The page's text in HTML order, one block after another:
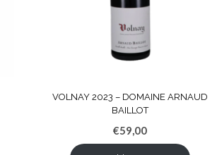
VOLNAY 2023 – DOMAINE ARNAUD
BAILLOT
€59,00